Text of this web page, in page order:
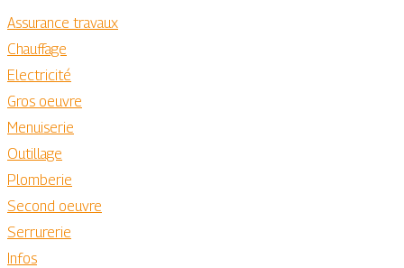
Assurance travaux
Chauffage
Electricité
Gros oeuvre
Menuiserie
Outillage
Plomberie
Second oeuvre
Serrurerie
Infos